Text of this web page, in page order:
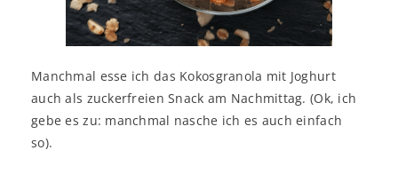
Manchmal esse ich das Kokosgranola mit Joghurt
auch als zuckerfreien Snack am Nachmittag. (Ok, ich
gebe es zu: manchmal nasche ich es auch einfach
so).